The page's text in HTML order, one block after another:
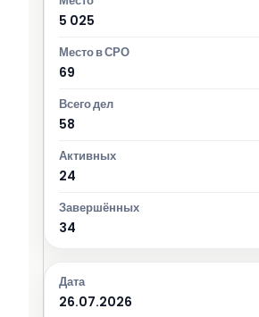
5 025
69
58
24
34
26.07.2026